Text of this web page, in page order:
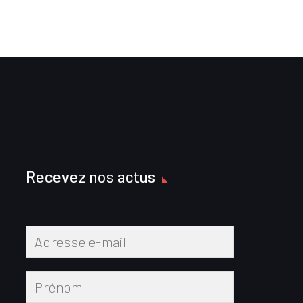
Recevez nos actus